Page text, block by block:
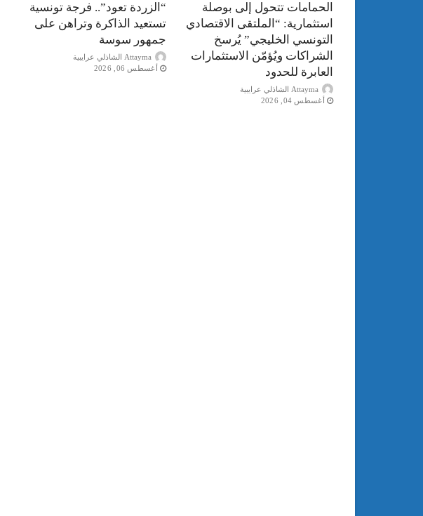
“الزردة تعود”.. فرجة تونسية
تستعيد الذاكرة وتراهن على
جمهور سوسة
Attayma الشاذلي عرايبية
أغسطس 06, 2026
الحمامات تتحول إلى بوصلة
استثمارية: “الملتقى الاقتصادي
التونسي الخليجي” يُرسخ
الشراكات ويُؤمّن الاستثمارات
العابرة للحدود
Attayma الشاذلي عرايبية
أغسطس 04, 2026